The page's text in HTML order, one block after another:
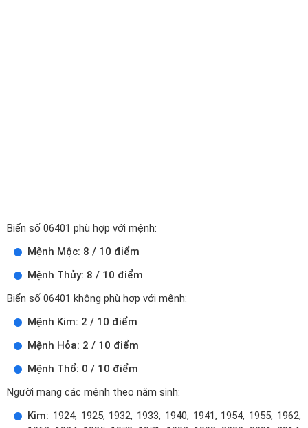
Biển số 06401 phù hợp với mệnh:
Mệnh Mộc: 8 / 10 điểm
Mệnh Thủy: 8 / 10 điểm
Biển số 06401 không phù hợp với mệnh:
Mệnh Kim: 2 / 10 điểm
Mệnh Hỏa: 2 / 10 điểm
Mệnh Thổ: 0 / 10 điểm
Người mang các mệnh theo năm sinh:
Kim: 1924, 1925, 1932, 1933, 1940, 1941, 1954, 1955, 1962,